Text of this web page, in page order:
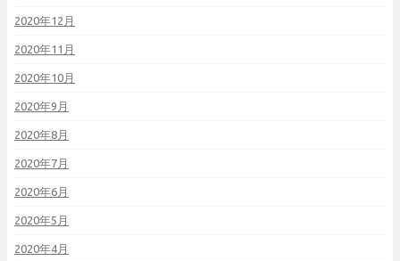
2020年12月
2020年11月
2020年10月
2020年9月
2020年8月
2020年7月
2020年6月
2020年5月
2020年4月